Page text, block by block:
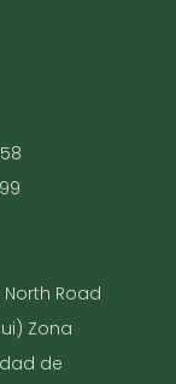
Road
Zona
de